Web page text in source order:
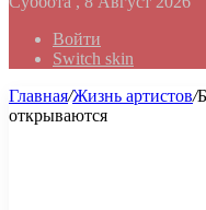
Войти
Switch skin
Главная/Жизнь артистов/
открываются